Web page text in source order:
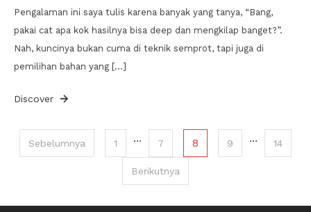
Pengalaman ini saya tulis karena banyak yang tanya, “Bang,
pakai cat apa kok hasilnya bisa deep dan mengkilap banget?”.
Nah, kuncinya bukan cuma di teknik semprot, tapi juga di
pemilihan bahan yang […]
Discover
Paginasi
Sebelumnya 1 … 7 8 9 … 14
Berikutnya